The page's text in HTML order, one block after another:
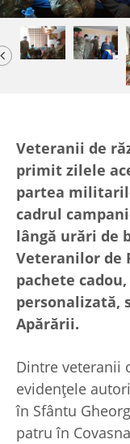
Previous
Veteranii de
primit zilele
partea
cadrul
lângă urări de
Veteranilor de
pachete
personalizată,
Apărării.
Dintre veteranii
evidențele
în Sfântu
patru în